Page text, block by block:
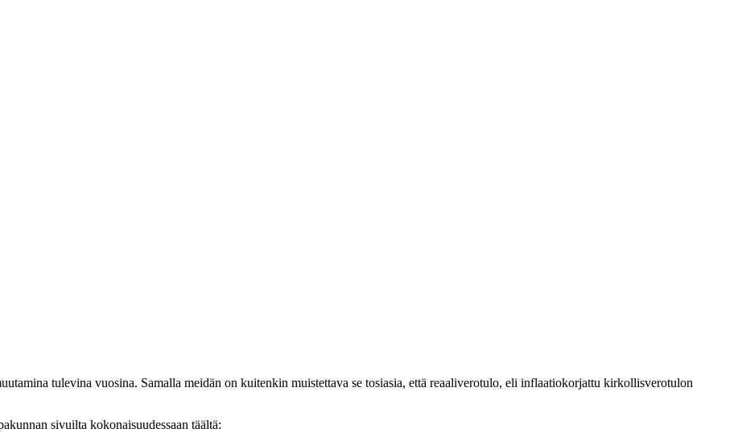
tulevina vuosina. Samalla meidän on kuitenkin muistettava se tosiasia, että reaaliverotulo, eli inflaatiokorjattu kirkollisverotulon
sivuilta kokonaisuudessaan täältä: